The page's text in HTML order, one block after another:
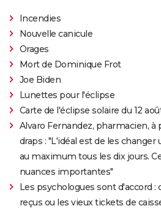
Incendies
Nouvelle canicule
Orages
Mort de Dominique Frot
Joe Biden
Lunettes pour l'éclipse
Carte de l'éclipse solaire du 12
Alvaro Fernandez, pharmacien, à
draps : "L'idéal est de les changer
au maximum tous les dix jours.
nuances importantes"
Les psychologues sont d'accord :
reçus ou les vieux tickets de